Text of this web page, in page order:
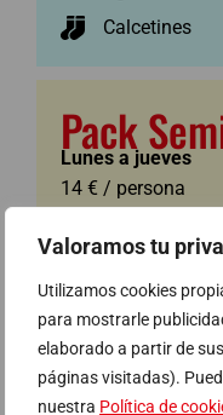
Valoramos tu
Utilizamos cookies
para mostrarle
elaborado a partir de
páginas visitadas).
nuestra Política de
Calcetines
Pack
Lunes a jueves
14 € / persona
16 € / persona
Bebida
Calcetines
Pizza